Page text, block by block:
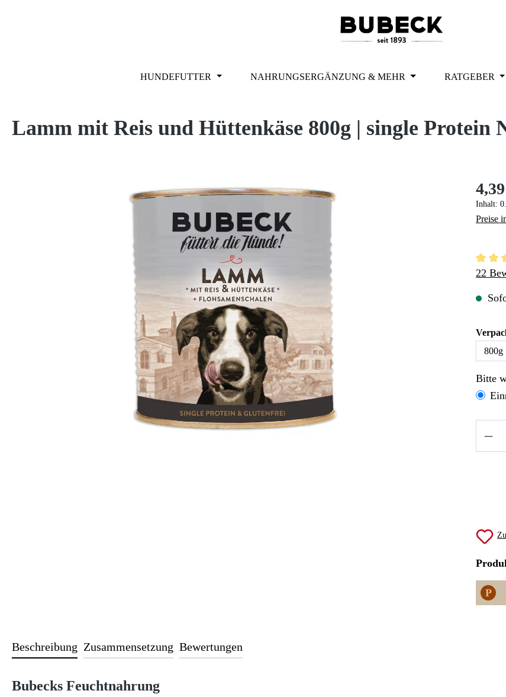
HUNDEFUTTER NAHRUNGSERGÄNZUNG & MEHR RATGEBER
Lamm mit Reis und Hüttenkäse 800g | single Protein
Inhalt:
Preise
22
Bitte
P
Beschreibung Zusammensetzung Bewertungen
Bubecks Feuchtnahrung